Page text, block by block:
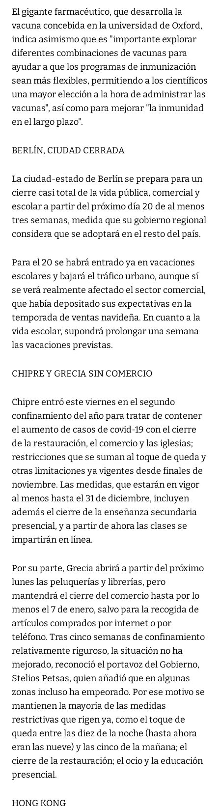
El gigante farmacéutico, que desarrolla la
vacuna concebida en la universidad de Oxford,
indica asimismo que es "importante explorar
diferentes combinaciones de vacunas para
ayudar a que los programas de inmunización
sean más flexibles, permitiendo a los científicos
una mayor elección a la hora de administrar las
vacunas", así como para mejorar "la inmunidad
en el largo plazo".
BERLÍN, CIUDAD CERRADA
La ciudad-estado de Berlín se prepara para un
cierre casi total de la vida pública, comercial y
escolar a partir del próximo día 20 de al menos
tres semanas, medida que su gobierno regional
considera que se adoptará en el resto del país.
Para el 20 se habrá entrado ya en vacaciones
escolares y bajará el tráfico urbano, aunque sí
se verá realmente afectado el sector comercial,
que había depositado sus expectativas en la
temporada de ventas navideña. En cuanto a la
vida escolar, supondrá prolongar una semana
las vacaciones previstas.
CHIPRE Y GRECIA SIN COMERCIO
Chipre entró este viernes en el segundo
confinamiento del año para tratar de contener
el aumento de casos de covid-19 con el cierre
de la restauración, el comercio y las iglesias;
restricciones que se suman al toque de queda y
otras limitaciones ya vigentes desde finales de
noviembre. Las medidas, que estarán en vigor
al menos hasta el 31 de diciembre, incluyen
además el cierre de la enseñanza secundaria
presencial, y a partir de ahora las clases se
impartirán en línea.
Por su parte, Grecia abrirá a partir del próximo
lunes las peluquerías y librerías, pero
mantendrá el cierre del comercio hasta por lo
menos el 7 de enero, salvo para la recogida de
artículos comprados por internet o por
teléfono. Tras cinco semanas de confinamiento
relativamente riguroso, la situación no ha
mejorado, reconoció el portavoz del Gobierno,
Stelios Petsas, quien añadió que en algunas
zonas incluso ha empeorado. Por ese motivo se
mantienen la mayoría de las medidas
restrictivas que rigen ya, como el toque de
queda entre las diez de la noche (hasta ahora
eran las nueve) y las cinco de la mañana; el
cierre de la restauración; el ocio y la educación
presencial.
HONG KONG